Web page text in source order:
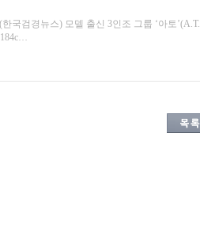
국검경뉴스) 모델 출신 3인조 그룹 ‘아토’(A.T.